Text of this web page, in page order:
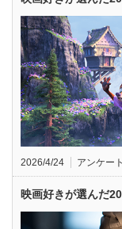
2026/4/24 アンケー
映画好きが選んだ